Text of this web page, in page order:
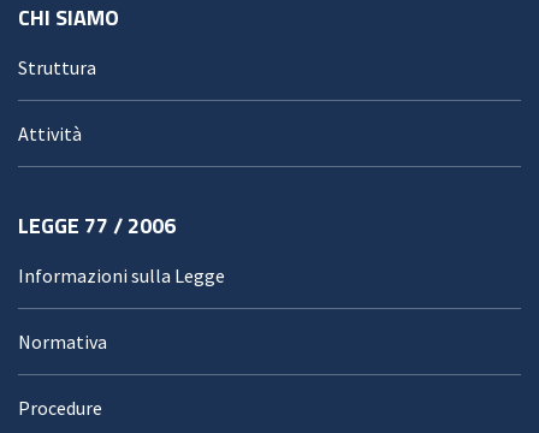
CHI SIAMO
Struttura
Attività
LEGGE 77 / 2006
Informazioni sulla Legge
Normativa
Procedure